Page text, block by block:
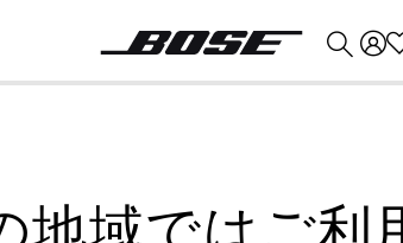
地域ではご利